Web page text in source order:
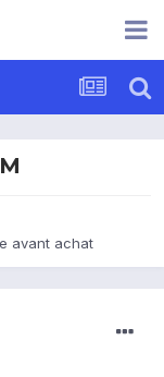
avant achat